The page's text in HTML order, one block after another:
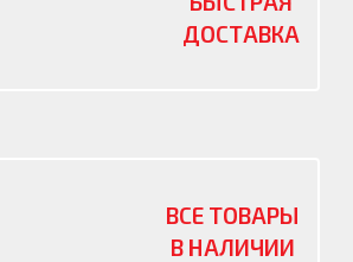
ДОСТАВКА
ВСЕ ТОВАРЫ
В НАЛИЧИИ